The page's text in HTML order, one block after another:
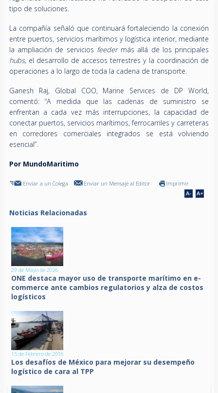
tipo de soluciones.
La compañía señaló que continuará fortaleciendo la conexión
entre puertos, servicios marítimos y logística interior, mediante
la ampliación de servicios feeder más allá de los principales
hubs, el desarrollo de accesos terrestres y la coordinación de
operaciones a lo largo de toda la cadena de transporte.
Ganesh Raj, Global COO, Marine Services de DP World,
comentó: “A medida que las cadenas de suministro se
enfrentan a cada vez más interrupciones, la capacidad de
conectar puertos, servicios marítimos, ferrocarriles y carreteras
en corredores comerciales integrados se está volviendo
esencial”.
Por MundoMaritimo
Enviar a un Colega Enviar un Mensaje al Editor Imprimir
Noticias Relacionadas
29 de Mayo de 2026
ONE destaca mayor uso de transporte marítimo en e-
commerce ante cambios regulatorios y alza de costos
logísticos
15 de Febrero de 2016
Los desafíos de México para mejorar su desempeño
logístico de cara al TPP